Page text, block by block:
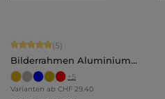
Durchschnittliche Bewertung von 5
(5)
Bilderrahmen Aluminium
Luca
+5
Varianten ab CHF 29.40